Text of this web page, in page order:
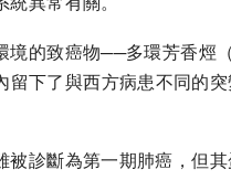
境的致癌物──多環芳香烴
留下了與西方病患不同的
診斷為第一期肺癌，但